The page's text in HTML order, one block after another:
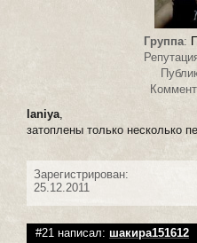
Группа:
laniya,
затоплены только несколько
Зарегистрирован:
25.12.2011
#21 написал: шакира151612